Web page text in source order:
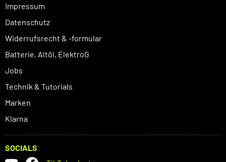
Impressum
Datenschutz
Widerrufsrecht & -formular
Batterie, Altöl, ElektroG
Jobs
Technik & Tutorials
Marken
Klarna
SOCIALS